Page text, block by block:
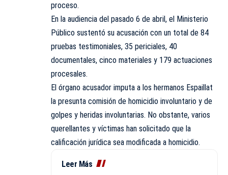
proceso.
En la audiencia del pasado 6 de abril, el Ministerio
Público sustentó su acusación con un total de 84
pruebas testimoniales, 35 periciales, 40
documentales, cinco materiales y 179 actuaciones
procesales.
El órgano acusador imputa a los hermanos Espaillat
la presunta comisión de homicidio involuntario y de
golpes y heridas involuntarias. No obstante, varios
querellantes y víctimas han solicitado que la
calificación jurídica sea modificada a homicidio.
Leer Más